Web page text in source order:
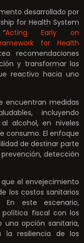
desarrollado por
for Health System
Acting Early on
for Health
recomendaciones
y transformar los
reactivo hacia uno
encuentran medidas
incluyendo
alcohol, en niveles
consumo. El enfoque
de destinar parte
detección
que el envejecimiento
los costos sanitarios
este escenario,
fiscal con los
una opción sanitaria,
la resiliencia de los